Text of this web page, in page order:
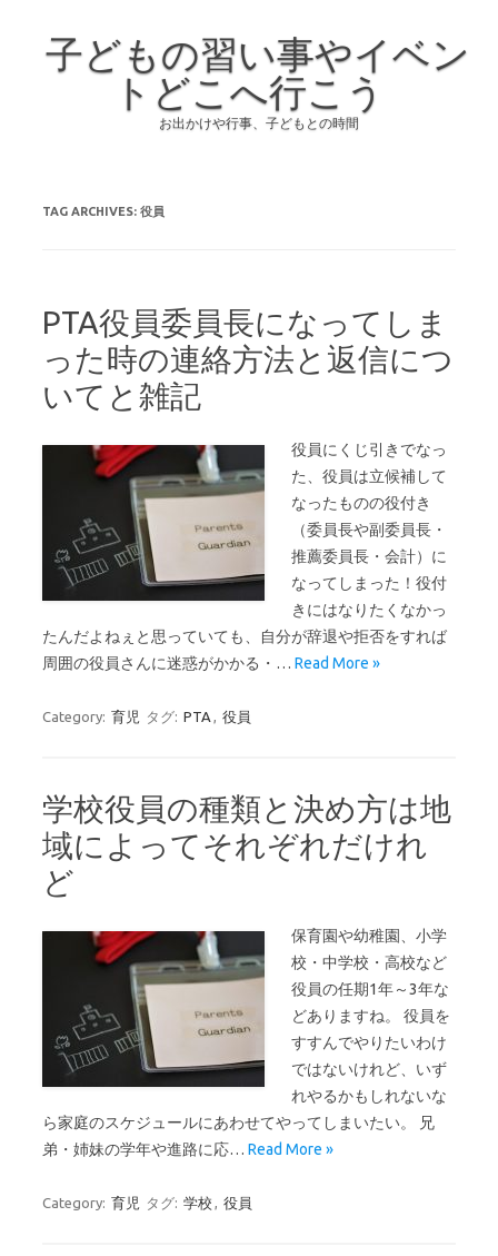
子どもの習い事やイベン
トどこへ行こう
お出かけや行事、子どもとの時間
TAG ARCHIVES: 役員
PTA役員委員長になってしま
った時の連絡方法と返信につ
いてと雑記
役員にくじ引きでなっ
た、役員は立候補して
なったものの役付き
（委員長や副委員長・
推薦委員長・会計）に
なってしまった！役付
きにはなりたくなかっ
たんだよねぇと思っていても、自分が辞退や拒否をすれば
周囲の役員さんに迷惑がかかる・… Read More »
Category: 育児 タグ: PTA , 役員
学校役員の種類と決め方は地
域によってそれぞれだけれ
ど
保育園や幼稚園、小学
校・中学校・高校など
役員の任期1年～3年な
どありますね。 役員を
すすんでやりたいわけ
ではないけれど、いず
れやるかもしれないな
ら家庭のスケジュールにあわせてやってしまいたい。 兄
弟・姉妹の学年や進路に応… Read More »
Category: 育児 タグ: 学校 , 役員